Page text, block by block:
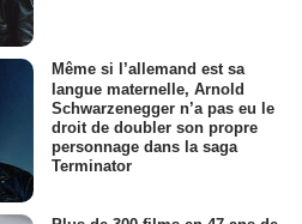
Même si l’allemand est sa
langue maternelle, Arnold
Schwarzenegger n’a pas eu le
droit de doubler son propre
personnage dans la saga
Terminator